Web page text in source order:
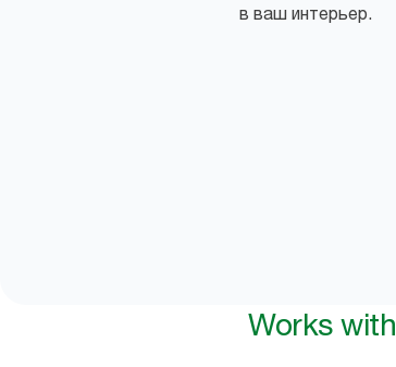
в ваш интерьер.
Works with